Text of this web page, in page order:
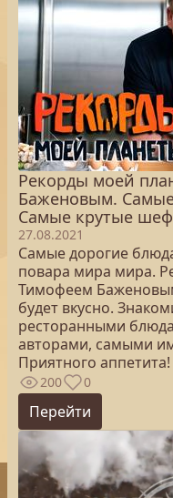
Рекорды моей
Баженовым.
Самые крутые
27.08.2021
Самые дорогие
повара мира мира.
Тимофеем
будет вкусно.
ресторанными
авторами, самыми
Приятного аппетита!
200 0
Перейти